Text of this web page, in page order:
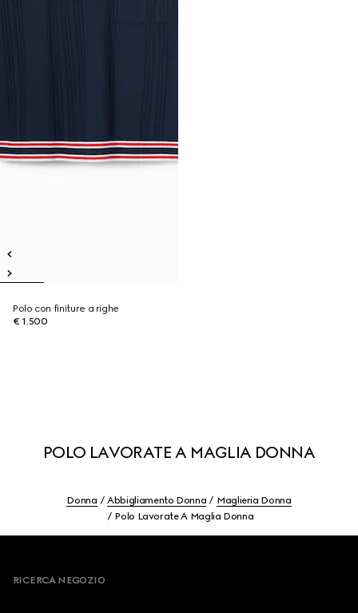
Polo con finiture a righe
€ 1.500
POLO LAVORATE A MAGLIA DONNA
Donna Abbigliamento Donna
Maglieria Donna
Polo Lavorate A Maglia Donna
RICERCA NEGOZIO